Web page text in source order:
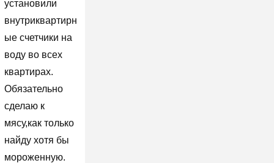
установили
внутриквартирн
ые счетчики на
воду во всех
квартирах.
Обязательно
сделаю к
мясу,как только
найду хотя бы
мороженную.